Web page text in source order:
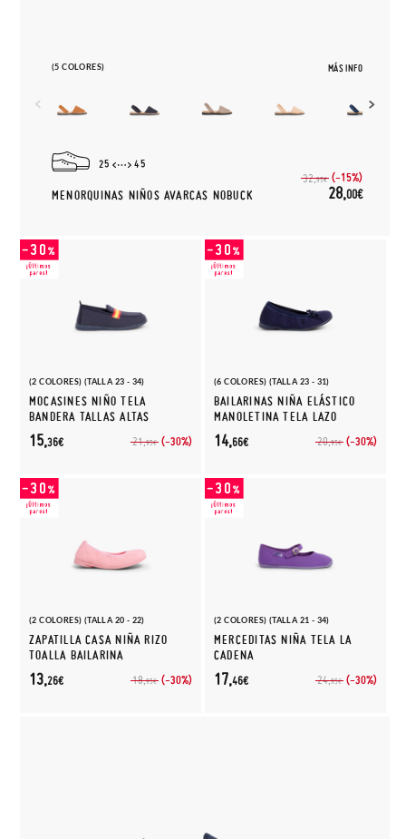
(5 COLORES) MÁS INFO
25 45
MENORQUINAS NIÑOS AVARCAS NOBUCK
32,95€ (-15%)
28,00€
(2 COLORES) (TALLA 23 - 34)
MOCASINES NIÑO TELA
BANDERA TALLAS ALTAS
21,95€ (-30%)
15,36€
(6 COLORES) (TALLA 23 - 31)
BAILARINAS NIÑA ELÁSTICO
MANOLETINA TELA LAZO
20,95€ (-30%)
14,66€
(2 COLORES) (TALLA 20 - 22)
ZAPATILLA CASA NIÑA RIZO
TOALLA BAILARINA
18,95€ (-30%)
13,26€
(2 COLORES) (TALLA 21 - 34)
MERCEDITAS NIÑA TELA LA
CADENA
24,95€ (-30%)
17,46€